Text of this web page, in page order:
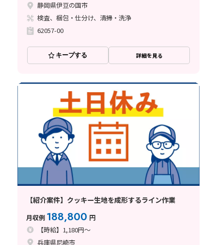
静岡県伊豆の国市
検査、梱包・仕分け、清掃・洗浄
62057-00
キープする 詳細を見る
【紹介案件】クッキー生地を成形するライン作業
月収例 188,800 円
【時給】1,180円～
兵庫県尼崎市